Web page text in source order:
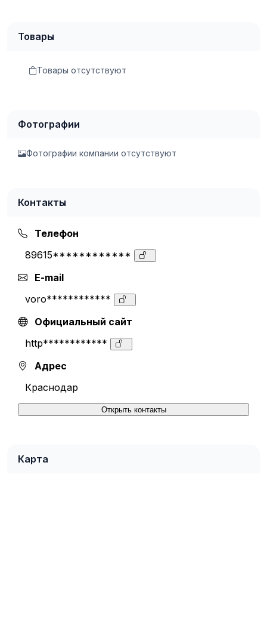
Товары
Товары отсутствуют
Фотографии
Фотографии компании отсутствуют
Контакты
Телефон
89615************
E-mail
voro************
Официальный сайт
http************
Адрес
Краснодар
Открыть контакты
Карта